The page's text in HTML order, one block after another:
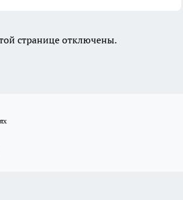
странице отключены.